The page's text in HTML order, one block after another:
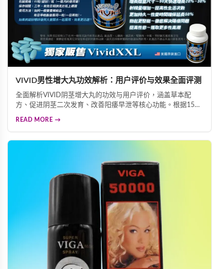
VIVID男性增大丸功效解析：用户评价与效果全面评测
全面解析VIVID阴茎增大丸的功效与用户评价，涵盖草本配
方、促进阴茎二次发育、改善阳痿早泄等核心功能。根据15城
READ MORE →